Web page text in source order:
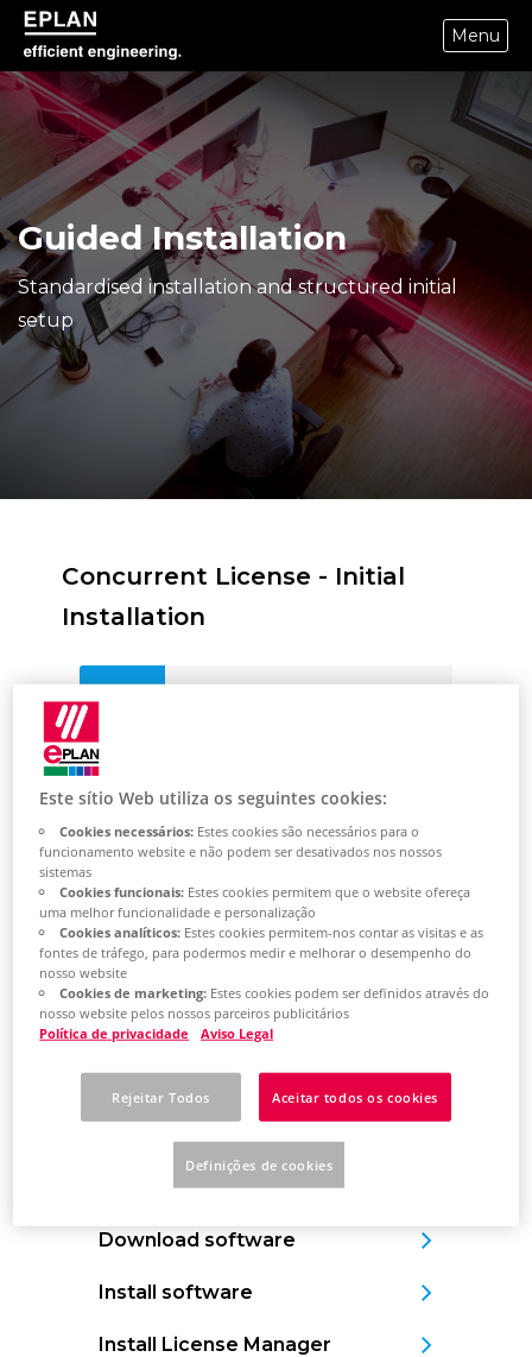
epulse.com home
Menu
Guided Installation
Standardised installation and structured initial
setup
Concurrent License - Initial
Installation
requirements
Hardware requirements
Software requirements
Installation
Download software
Install software
Install License Manager
Este sítio Web utiliza os seguintes cookies:
Cookies necessários:Estes cookies são necessários para o
funcionamento website e não podem ser desativados nos nossos
sistemas
Cookies funcionais:Estes cookies permitem que o website ofereça
uma melhor funcionalidade e personalização
Cookies analíticos:Estes cookies permitem-nos contar as visitas e as
fontes de tráfego, para podermos medir e melhorar o desempenho do
nosso website
Cookies de marketing:Estes cookies podem ser definidos através do
nosso website pelos nossos parceiros publicitários
Política de privacidade
Aviso Legal
Rejeitar Todos Aceitar todos os cookies
Definições de cookies